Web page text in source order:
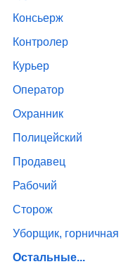
Консьерж
Контролер
Курьер
Оператор
Охранник
Полицейский
Продавец
Рабочий
Сторож
Уборщик, горничная
Остальные...